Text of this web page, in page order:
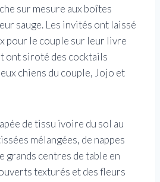
sur mesure aux boîtes
sauge. Les invités ont laissé
pour le couple sur leur livre
ont siroté des cocktails
chiens du couple, Jojo et
de tissu ivoire du sol au
mélangées, de nappes
grands centres de table en
texturés et des fleurs